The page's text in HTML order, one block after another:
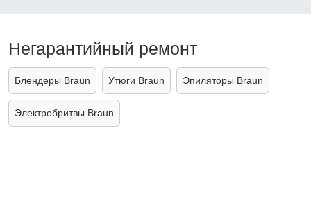
Негарантийный ремонт
Блендеры Braun Утюги Braun Эпиляторы Braun
Электробритвы Braun